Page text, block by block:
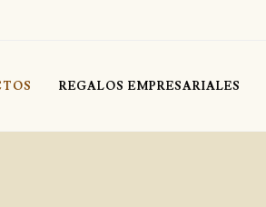
REGALOS EMPRESARIALES